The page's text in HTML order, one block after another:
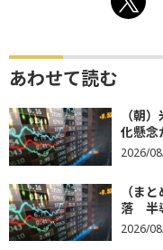
あわせて読む
（朝
化懸念
2026/
（ま
落 半
2026/